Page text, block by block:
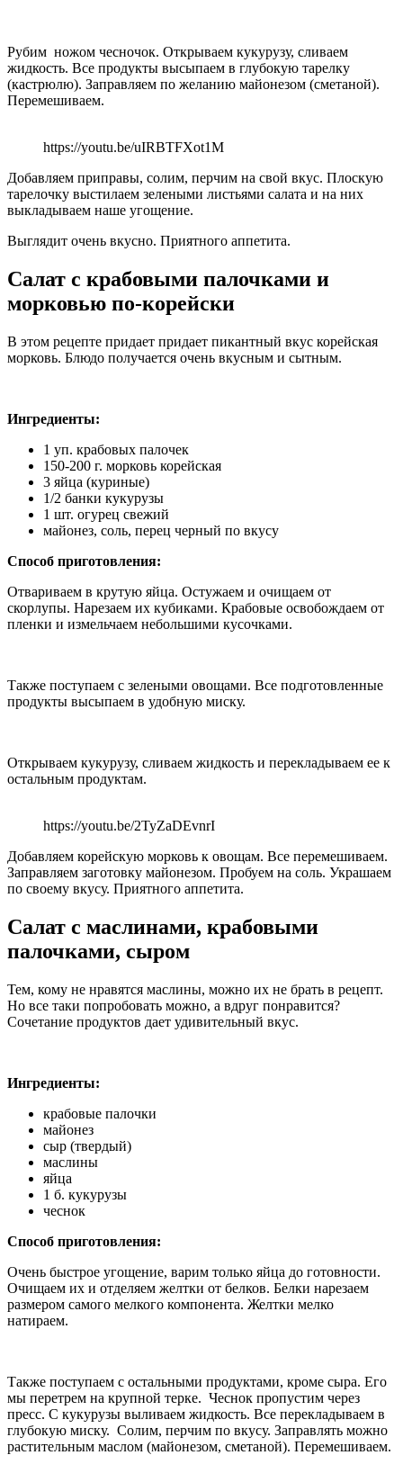
Рубим ножом чесночок. Открываем кукурузу, сливаем
жидкость. Все продукты высыпаем в глубокую тарелку
(кастрюлю). Заправляем по желанию майонезом (сметаной).
Перемешиваем.
https://youtu.be/uIRBTFXot1M
Добавляем приправы, солим, перчим на свой вкус. Плоскую
тарелочку выстилаем зелеными листьями салата и на них
выкладываем наше угощение.
Выглядит очень вкусно. Приятного аппетита.
Салат с крабовыми палочками и
морковью по-корейски
В этом рецепте придает придает пикантный вкус корейская
морковь. Блюдо получается очень вкусным и сытным.
Ингредиенты:
1 уп. крабовых палочек
150-200 г. морковь корейская
3 яйца (куриные)
1/2 банки кукурузы
1 шт. огурец свежий
майонез, соль, перец черный по вкусу
Способ приготовления:
Отвариваем в крутую яйца. Остужаем и очищаем от
скорлупы. Нарезаем их кубиками. Крабовые освобождаем от
пленки и измельчаем небольшими кусочками.
Также поступаем с зелеными овощами. Все подготовленные
продукты высыпаем в удобную миску.
Открываем кукурузу, сливаем жидкость и перекладываем ее к
остальным продуктам.
https://youtu.be/2TyZaDEvnrI
Добавляем корейскую морковь к овощам. Все перемешиваем.
Заправляем заготовку майонезом. Пробуем на соль. Украшаем
по своему вкусу. Приятного аппетита.
Салат с маслинами, крабовыми
палочками, сыром
Тем, кому не нравятся маслины, можно их не брать в рецепт.
Но все таки попробовать можно, а вдруг понравится?
Сочетание продуктов дает удивительный вкус.
Ингредиенты:
крабовые палочки
майонез
сыр (твердый)
маслины
яйца
1 б. кукурузы
чеснок
Способ приготовления:
Очень быстрое угощение, варим только яйца до готовности.
Очищаем их и отделяем желтки от белков. Белки нарезаем
размером самого мелкого компонента. Желтки мелко
натираем.
Также поступаем с остальными продуктами, кроме сыра. Его
мы перетрем на крупной терке. Чеснок пропустим через
пресс. С кукурузы выливаем жидкость. Все перекладываем в
глубокую миску. Солим, перчим по вкусу. Заправлять можно
растительным маслом (майонезом, сметаной). Перемешиваем.